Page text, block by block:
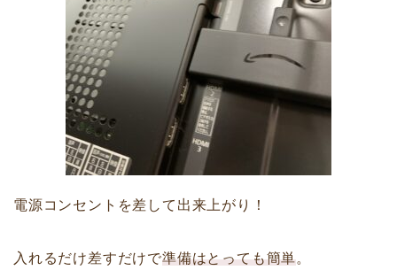
電源コンセントを差して出来上がり！
入れるだけ差すだけで準備はとっても簡単。